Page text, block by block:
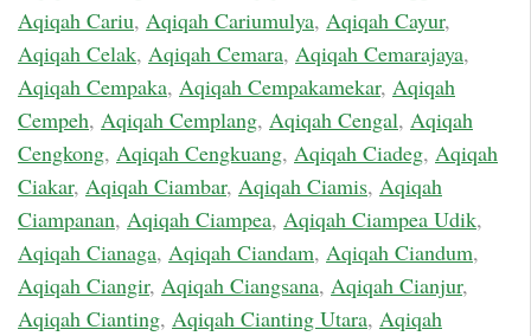
Aqiqah Cariu, Aqiqah Cariumulya, Aqiqah Cayur,
Aqiqah Celak, Aqiqah Cemara, Aqiqah Cemarajaya,
Aqiqah Cempaka, Aqiqah Cempakamekar, Aqiqah
Cempeh, Aqiqah Cemplang, Aqiqah Cengal, Aqiqah
Cengkong, Aqiqah Cengkuang, Aqiqah Ciadeg, Aqiqah
Ciakar, Aqiqah Ciambar, Aqiqah Ciamis, Aqiqah
Ciampanan, Aqiqah Ciampea, Aqiqah Ciampea Udik,
Aqiqah Cianaga, Aqiqah Ciandam, Aqiqah Ciandum,
Aqiqah Ciangir, Aqiqah Ciangsana, Aqiqah Cianjur,
Aqiqah Cianting, Aqiqah Cianting Utara, Aqiqah